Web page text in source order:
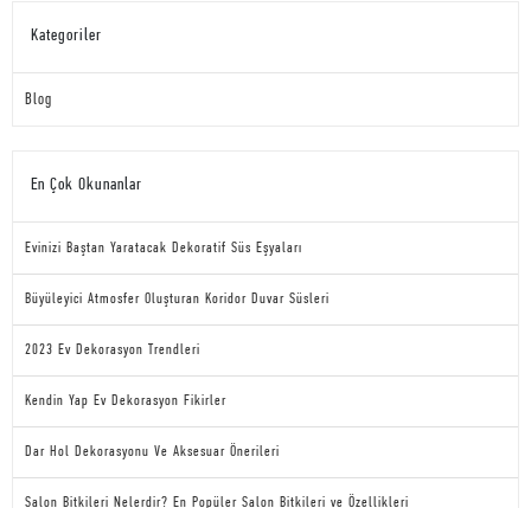
Kategoriler
Blog
En Çok Okunanlar
Evinizi Baştan Yaratacak Dekoratif Süs Eşyaları
Büyüleyici Atmosfer Oluşturan Koridor Duvar Süsleri
2023 Ev Dekorasyon Trendleri
Kendin Yap Ev Dekorasyon Fikirler
Dar Hol Dekorasyonu Ve Aksesuar Önerileri
Salon Bitkileri Nelerdir? En Popüler Salon Bitkileri ve Özellikleri